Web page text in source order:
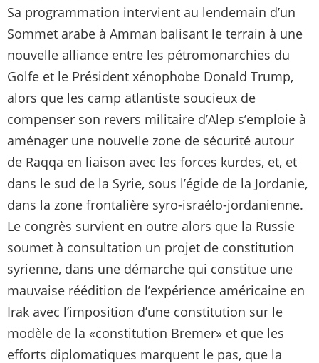
Sa programmation intervient au lendemain d’un
Sommet arabe à Amman balisant le terrain à une
nouvelle alliance entre les pétromonarchies du
Golfe et le Président xénophobe Donald Trump,
alors que les camp atlantiste soucieux de
compenser son revers militaire d’Alep s’emploie à
aménager une nouvelle zone de sécurité autour
de Raqqa en liaison avec les forces kurdes, et, et
dans le sud de la Syrie, sous l’égide de la Jordanie,
dans la zone frontalière syro-israélo-jordanienne.
Le congrès survient en outre alors que la Russie
soumet à consultation un projet de constitution
syrienne, dans une démarche qui constitue une
mauvaise réédition de l’expérience américaine en
Irak avec l’imposition d’une constitution sur le
modèle de la «constitution Bremer» et que les
efforts diplomatiques marquent le pas, que la